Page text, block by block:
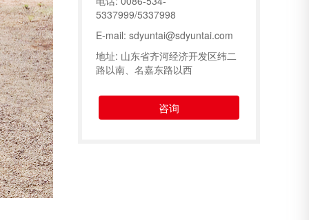
5337999/5337998
E-mail: sdyuntai@sdyuntai.com
地址: 山东省齐河经济开发区纬二
路以南、名嘉东路以西
咨询